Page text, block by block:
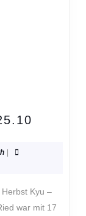
Florian
|
war mit 17